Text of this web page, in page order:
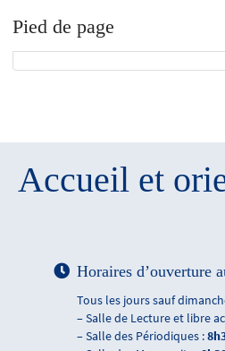
Pied de page
Accueil et
Horaires d’ouverture
Tous les jours sauf
– Salle de Lecture et libre
– Salle des Périodiques :